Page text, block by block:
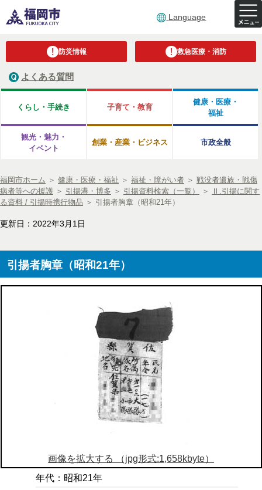
Language
防災情報 救急医療・消防
よくある質問
くらし・手続き 子育て・教育
健康・医療・
福祉
観光・魅力・
イベント
創業・産業・ビジネス 市政全般
福岡市ホーム ＞ 健康・医療・福祉 ＞ 福祉・障がい者 ＞ 戦没者遺族・戦傷
病者等への援護 ＞ 引揚港・博多 ＞ 引揚資料検索（一覧） ＞
Ⅱ.引揚に関す
る資料 / 引揚時携行物品 ＞ 引揚者胸章（昭和21年）
更新日：2022年3月1日
引揚者胸章（昭和21年）
画像を拡大する （jpg形式:1,658kbyte）
年代：昭和21年